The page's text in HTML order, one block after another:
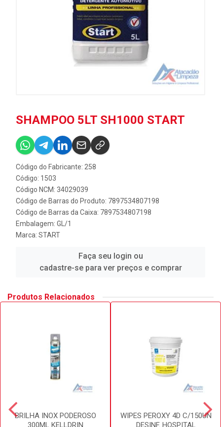
SHAMPOO 5LT SH1000 START
Código do Fabricante: 258
Código: 1503
Código NCM: 34029039
Código de Barras do Produto: 7897534807198
Código de Barras da Caixa: 7897534807198
Embalagem: GL/1
Marca: START
Faça seu login ou
cadastre-se para ver preços e comprar
Produtos Relacionados
BRILHA INOX PODEROSO
300ML KELLDRIN
WIPES PEROXY 4D C/150UN
DESINF. HOSPITAL